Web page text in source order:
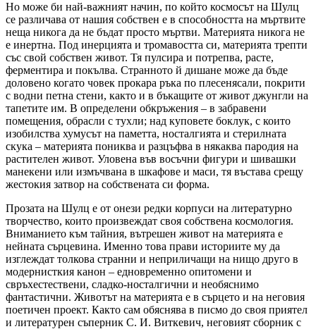
Но може би най-важният начин, по който космосът на Шулц
се различава от нашия собствен е в способността на мъртвите
неща никога да не бъдат просто мъртви. Материята никога не
е инертна. Под инерцията и тромавостта си, материята трепти
със свой собствен живот. Тя пулсира и потрепва, расте,
ферментира и покълва. Странното й дишане може да бъде
доловено когато човек прокара ръка по плесенясали, покрити
с водни петна стени, както и в бъкащите от живот джунгли на
тапетите им. В определени обкръжения – в забравени
помещения, обрасли с тухли; над куповете боклук, с които
изобилства хумусът на паметта, носталгията и стерилната
скука – материята пониква и разцъфва в някаква пародия на
растителен живот. Уловена във восъчни фигури и шивашки
манекени или измъчвана в шкафове и маси, тя въстава срещу
жестокия затвор на собствената си форма.
Прозата на Шулц е от онези редки корпуси на литературно
творчество, които произвеждат своя собствена космология.
Вниманието към тайния, вътрешен живот на материята е
нейната сърцевина. Именно това прави историите му да
изглеждат толкова странни и неприличащи на нищо друго в
модернисткия канон – едновременно опитомени и
свръхестествени, сладко-носталгични и необяснимо
фантастични. Животът на материята е в сърцето и на неговия
поетичен проект. Както сам обяснява в писмо до своя приятел
и литературен съперник С. И. Виткевич, неговият сборник с